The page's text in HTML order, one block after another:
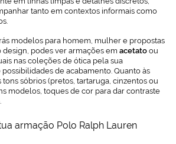
tanto em contextos informais como
modelos para homem, mulher e propostas
design, podes ver armações em acetato ou
nas coleções de ótica pela sua
de acabamento. Quanto às
sóbrios (pretos, tartaruga, cinzentos ou
modelos, toques de cor para dar contraste
armação Polo Ralph Lauren